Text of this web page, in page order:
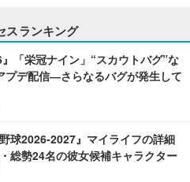
スランキング
』「栄冠ナイン」“スカウトバグ”な
プデ配信―さらなるバグが発生して
野球2026-2027』マイライフの詳細
総勢24名の彼女候補キャラクター